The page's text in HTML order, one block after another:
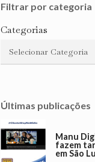
Filtrar por categoria
Categorias
Últimas publicações
Manu
fazem
em São